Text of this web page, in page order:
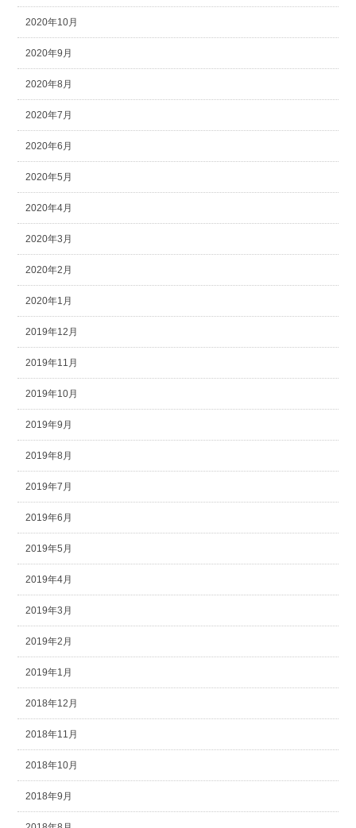
2020年10月
2020年9月
2020年8月
2020年7月
2020年6月
2020年5月
2020年4月
2020年3月
2020年2月
2020年1月
2019年12月
2019年11月
2019年10月
2019年9月
2019年8月
2019年7月
2019年6月
2019年5月
2019年4月
2019年3月
2019年2月
2019年1月
2018年12月
2018年11月
2018年10月
2018年9月